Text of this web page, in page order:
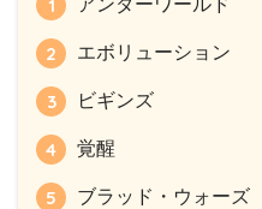
アンダーワールド
エボリューション
ビギンズ
覚醒
ブラッド・ウォーズ